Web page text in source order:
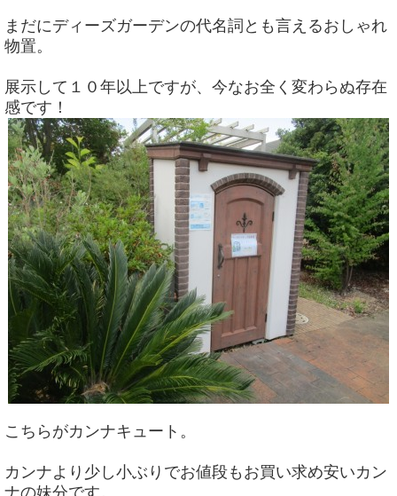
まだにディーズガーデンの代名詞とも言えるおしゃれ
物置。
展示して１０年以上ですが、今なお全く変わらぬ存在
感です！
こちらがカンナキュート。
カンナより少し小ぶりでお値段もお買い求め安いカン